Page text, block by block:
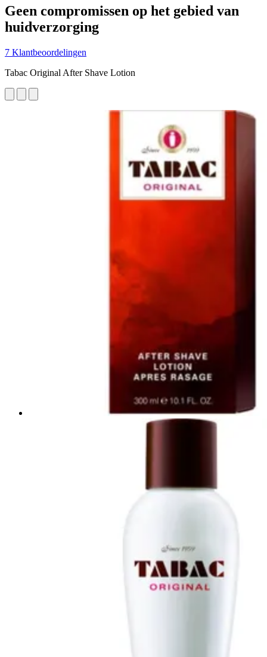
Geen compromissen op het gebied van
huidverzorging
7 Klantbeoordelingen
Tabac Original After Shave Lotion